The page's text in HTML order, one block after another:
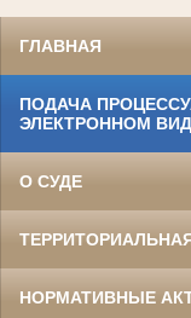
ГЛАВНАЯ
ПОДАЧА
ЭЛЕКТРОННОМ
О СУДЕ
НОРМАТИВНЫЕ